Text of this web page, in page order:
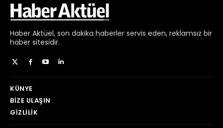
Haber Aktüel, son dakika haberler servis eden, reklamsız bir
haber sitesidir.
KÜNYE
BIZE ULAŞIN
GIZLILIK